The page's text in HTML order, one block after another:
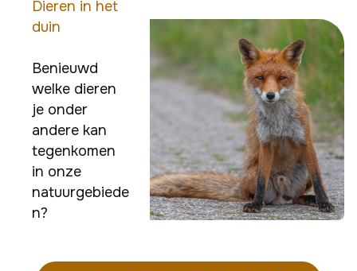
Dieren in het
duin
Benieuwd
welke dieren
je onder
andere kan
tegenkomen
in onze
natuurgebiede
n?